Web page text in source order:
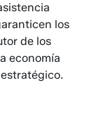
los
de los
economía